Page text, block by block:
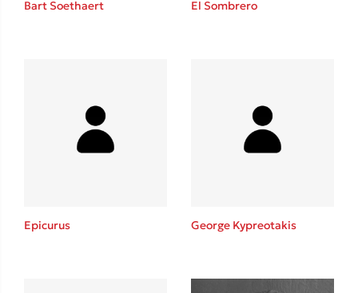
Playlist
Το λεξικό της ζωής σου
Bart Soethaert El Sombrero
Epicurus George Kypreotakis